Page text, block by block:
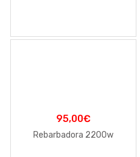
95,00€
Rebarbadora 2200w